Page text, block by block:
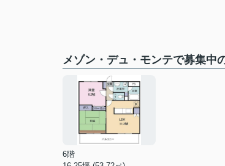
メゾン・デュ・モンテで募集中
6階